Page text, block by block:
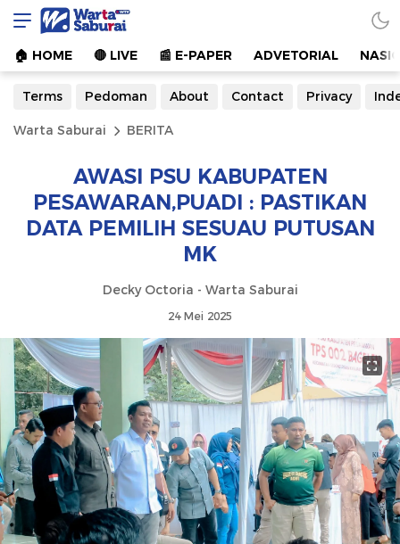
Warta Saburai
Sumber Informasi Terkini
🏠︎ HOME 🔴 LIVE 📰 E-PAPER ADVETORIAL
Terms Pedoman About Contact Privacy
Warta Saburai BERITA
AWASI PSU KABUPATEN
PESAWARAN,PUADI : PASTIKAN
DATA PEMILIH SESUAU PUTUSAN
MK
Decky Octoria - Warta Saburai
24 Mei 2025